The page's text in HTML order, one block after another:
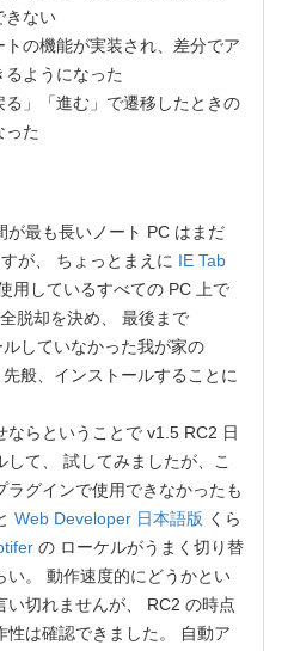
きない
トの機能が実装され、差分でア
るようになった
る」「進む」で遷移したときの
った
最も長いノート PC はまだ
が、 ちょっとまえに IE Tab
用しているすべての PC 上で
脱却を決め、 最後まで
していなかった我が家の
般、インストールすることに
らということで v1.5 RC2 日
して、 試してみましたが、こ
ラグインで使用できなかったも
Web Developer 日本語版 くら
の ローケルがうまく切り替
い。 動作速度的にどうかとい
い切れませんが、 RC2 の時点
性は確認できました。 自動ア